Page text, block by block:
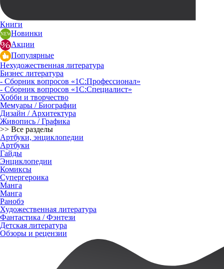
Книги
Новинки
Акции
Популярные
Нехудожественная литература
Бизнес литература
- Сборник вопросов «1С:Профессионал»
- Сборник вопросов «1С:Специалист»
Хобби и творчество
Мемуары / Биографии
Дизайн / Архитектура
Живопись / Графика
>> Все разделы
Артбуки, энциклопедии
Артбуки
Гайды
Энциклопедии
Комиксы
Супергероика
Манга
Манга
Ранобэ
Художественная литература
Фантастика / Фэнтези
Детская литература
Обзоры и рецензии